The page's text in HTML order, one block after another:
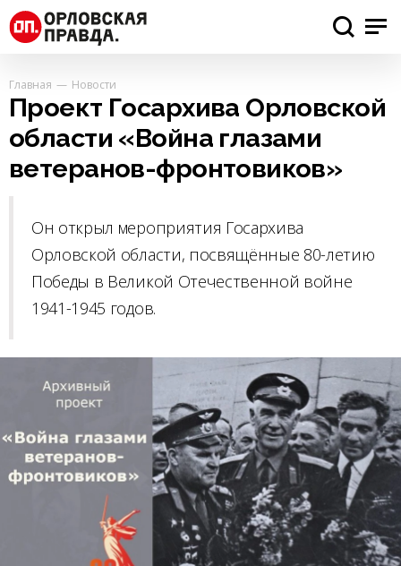
Главная Новости
Проект Госархива Орловской
области «Война глазами
ветеранов-фронтовиков»
Он открыл мероприятия Госархива
Орловской области, посвящённые 80-летию
Победы в Великой Отечественной войне
1941-1945 годов.